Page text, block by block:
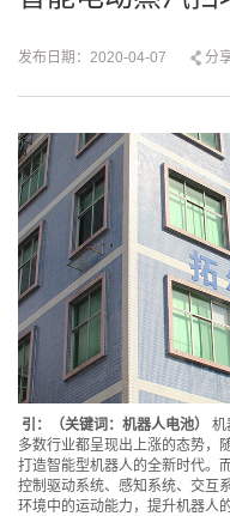
发布日期：2020-04-07 分
引：（关键词：机器人电池）
机
多数行业都呈现出上涨的态势，
打造智能型机器人的全新时代。
控制驱动系统、感知系统、交互
环境中的运动能力，提升机器人